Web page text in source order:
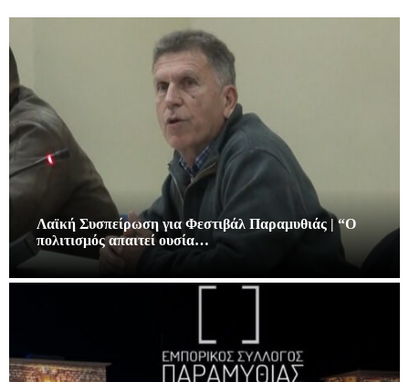
Λαϊκή Συσπείρωση για Φεστιβάλ Παραμυθιάς | “Ο
πολιτισμός απαιτεί ουσία…